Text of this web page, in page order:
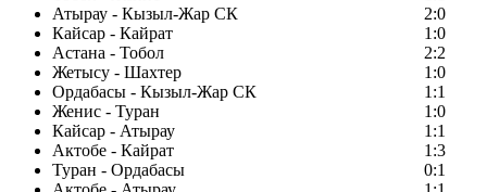
Атырау - Кызыл-Жар СК
2:0
Кайсар - Кайрат
1:0
Астана - Тобол
2:2
Жетысу - Шахтер
1:0
Ордабасы - Кызыл-Жар СК
1:1
Женис - Туран
1:0
Кайсар - Атырау
1:1
Актобе - Кайрат
1:3
Туран - Ордабасы
0:1